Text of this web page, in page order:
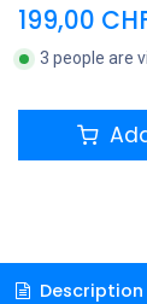
199,00
3 people are
Description